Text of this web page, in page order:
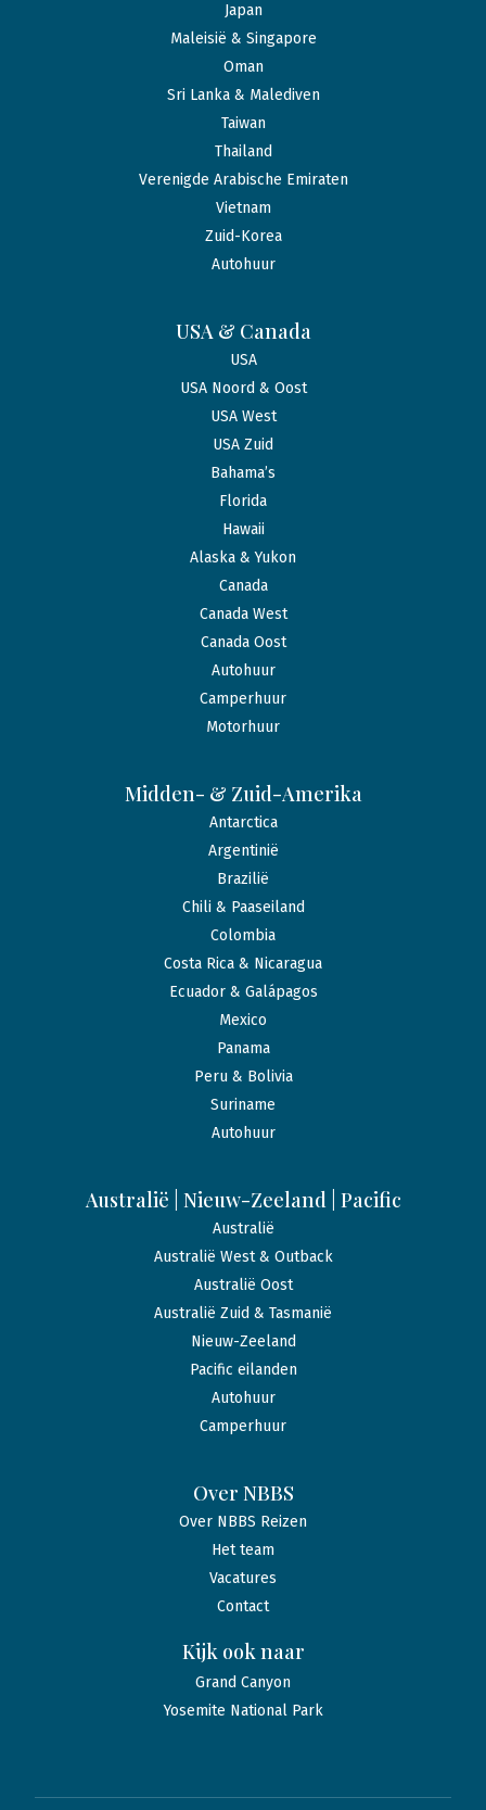
Japan
Maleisië & Singapore
Oman
Sri Lanka & Malediven
Taiwan
Thailand
Verenigde Arabische Emiraten
Vietnam
Zuid-Korea
Autohuur
USA & Canada
USA
USA Noord & Oost
USA West
USA Zuid
Bahama’s
Florida
Hawaii
Alaska & Yukon
Canada
Canada West
Canada Oost
Autohuur
Camperhuur
Motorhuur
Midden- & Zuid-Amerika
Antarctica
Argentinië
Brazilië
Chili & Paaseiland
Colombia
Costa Rica & Nicaragua
Ecuador & Galápagos
Mexico
Panama
Peru & Bolivia
Suriname
Autohuur
Australië | Nieuw-Zeeland | Pacific
Australië
Australië West & Outback
Australië Oost
Australië Zuid & Tasmanië
Nieuw-Zeeland
Pacific eilanden
Autohuur
Camperhuur
Over NBBS
Over NBBS Reizen
Het team
Vacatures
Contact
Kijk ook naar
Grand Canyon
Yosemite National Park